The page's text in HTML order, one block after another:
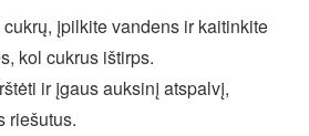
įpilkite vandens ir kaitinkite
kol cukrus ištirps.
ir įgaus auksinį atspalvį,
riešutus.